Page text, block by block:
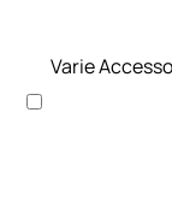
Varie